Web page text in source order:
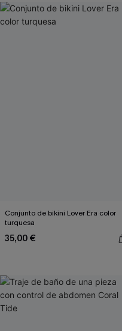
Conjunto de bikini Lover Era color
turquesa
35,00 €